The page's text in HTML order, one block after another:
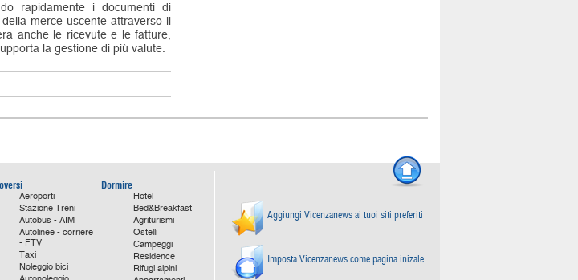
rapidamente i documenti di
merce uscente attraverso il
anche le ricevute e le fatture,
la gestione di più valute.
Aeroporti
Stazione Treni
Autobus - AIM
Autolinee - corriere
- FTV
Taxi
Noleggio bici
Dormire
Hotel
Bed&Breakfast
Agriturismi
Ostelli
Campeggi
Residence
Rifugi alpini
Aggiungi Vicenzanews ai tuoi siti preferiti
Imposta Vicenzanews come pagina inizale